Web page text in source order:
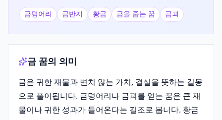
금덩어리 금반지 황금 금을 줍는 꿈 금괴
금 꿈의 의미
금은 귀한 재물과 변치 않는 가치, 결실을 뜻하는 길몽
으로 풀이됩니다. 금덩어리나 금괴를 얻는 꿈은 큰 재
물이나 귀한 성과가 들어온다는 길조로 봅니다. 황금